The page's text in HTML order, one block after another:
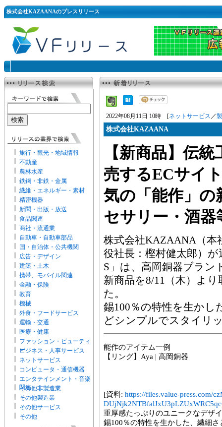
株式会社KAZAANAのプレスリリース
旅行・観光・地域情報
不動産
農林水産
鉄鋼・非鉄・金属
繊維・エネルギー・素材
精密機器
新聞・出版・放送
食品関連
商社・流通業
自動車・自動車部品
国・自治体・公共機関
広告・デザイン
建築・土木
携帯、モバイル関連
金融・保険
教育
機械
外食・フードサービス
運輸・交通
医療・健康
ファッション・ビューティ
ー
ビジネス・人事サービス
ネットサービス
コンピュータ・通信機器
エンタテインメント・音楽
関連
その他非製造業
その他製造業
その他サービス
その他
2022年08月11日 10時 [ネットサービス ／
株式会社KAZAANA
【新商品】伝
売するECサイ
気の「能作」の
セサリー・酒器
株式会社KAZAANA（本
役社長：樫村健太郎）
S」は、高岡銅器ブラン
新商品を8/11（木）よ
た。
錫100％の特性を生かし
どシンプルでスタイリ
能作のアイテム一例
【リング】Aya | 高岡銅器
[資料: https://files.value-press.com/
重厚感たっぷりのユニークなデザ
錫100％の特性を生かした、繊細